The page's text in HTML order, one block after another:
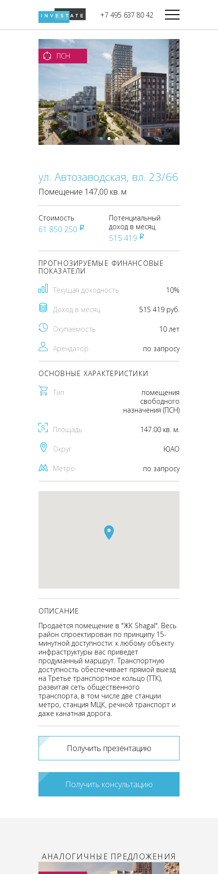
+7 495 637 80 42
Дикси
Мираторг
Магнолия
В башне
Башня Федерация-II
Башня Федерация-I
Восток
Город Столиц,
Северный блок
Город Столиц,
Южный блок
ПСН
ул. Автозаводская, вл. 23/66
Помещение 147,00 кв. м
Стоимость
61 850 250 pуб
Потенциальный
доход в месяц
515 419 pуб
ПРОГНОЗИРУЕМЫЕ ФИНАНСОВЫЕ
ПОКАЗАТЕЛИ
Текущая доходность 10%
Доход в месяц 515 419 руб.
Окупаемость 10 лет
Арендатор по запросу
ОСНОВНЫЕ ХАРАКТЕРИСТИКИ
Тип
помещения
свободного
назначения (ПСН)
Площадь 147.00 кв. м.
Округ ЮАО
Метро по запросу
ОПИСАНИЕ
Продаётся помещение в "ЖК Shagal". Весь
район спроектирован по принципу 15-
минутной доступности: к любому объекту
инфраструктуры вас приведет
продуманный маршрут. Транспортную
доступность обеспечивает прямой выезд
на Третье транспортное кольцо (ТТК),
развитая сеть общественного
транспорта, в том числе две станции
метро, станция МЦК, речной транспорт и
даже канатная дорога.
Получить презентацию
Получить консультацию
АНАЛОГИЧНЫЕ ПРЕДЛОЖЕНИЯ